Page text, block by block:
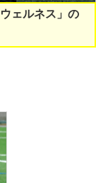
ェルネス」の